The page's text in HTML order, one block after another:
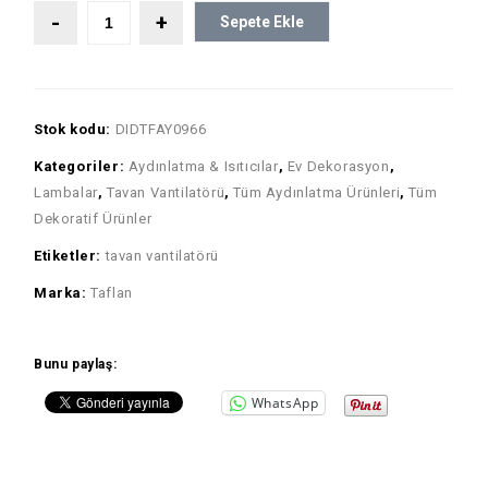
Sepete Ekle
Stok kodu: DIDTFAY0966
Kategoriler: Aydınlatma & Isıtıcılar, Ev Dekorasyon ,
Lambalar,Tavan Vantilatörü,Tüm Aydınlatma Ürünleri,Tüm
Dekoratif Ürünler
Etiketler:tavan vantilatörü
Marka:Taflan
Bunu paylaş:
WhatsApp